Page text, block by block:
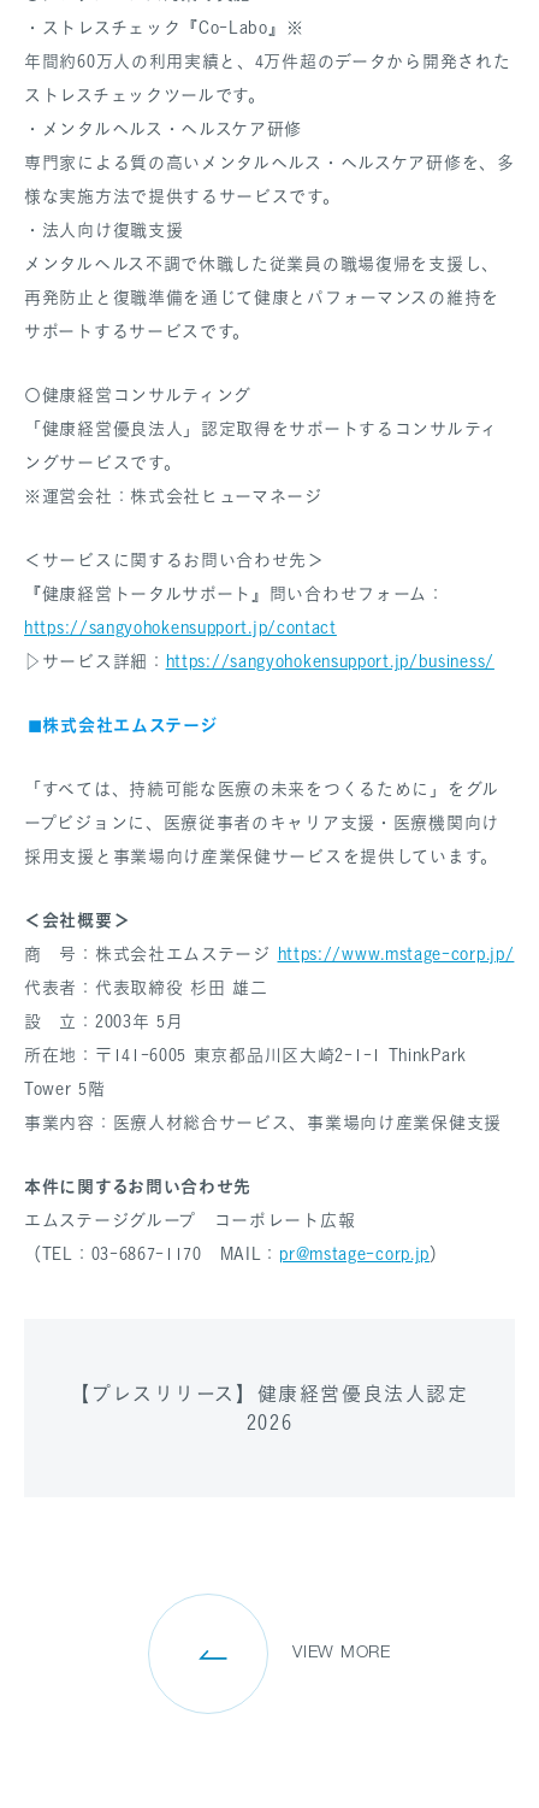
・ストレスチェック『Co-Labo』※
年間約60万人の利用実績と、4万件超のデータから開発された
ストレスチェックツールです。
・メンタルヘルス・ヘルスケア研修
専門家による質の高いメンタルヘルス・ヘルスケア研修を、多
様な実施方法で提供するサービスです。
・法人向け復職支援
メンタルヘルス不調で休職した従業員の職場復帰を支援し、
再発防止と復職準備を通じて健康とパフォーマンスの維持を
サポートするサービスです。
〇健康経営コンサルティング
「健康経営優良法人」認定取得をサポートするコンサルティ
ングサービスです。
※運営会社：株式会社ヒューマネージ
＜サービスに関するお問い合わせ先＞
『健康経営トータルサポート』問い合わせフォーム：
https://sangyohokensupport.jp/contact
▷サービス詳細： https://sangyohokensupport.jp/business/
◼︎株式会社エムステージ
「すべては、持続可能な医療の未来をつくるために」をグル
ープビジョンに、医療従事者のキャリア支援・医療機関向け
採用支援と事業場向け産業保健サービスを提供しています。
＜会社概要＞
商 号：株式会社エムステージ https://www.mstage-corp.jp/
代表者：代表取締役 杉田 雄二
設 立：2003年 5月
所在地：〒141-6005 東京都品川区大崎2-1-1 ThinkPark
Tower 5階
事業内容：医療人材総合サービス、事業場向け産業保健支援
本件に関するお問い合わせ先
エムステージグループ コーポレート広報
（TEL：03-6867-1170 MAIL： pr@mstage-corp.jp）
【プレスリリース】健康経営優良法人認定
2026
VIEW MORE